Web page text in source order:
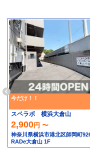
今だけ！！
スペラボ 横浜大倉山
2,900円 〜
神奈川県横浜市港北区師岡町
RADe大倉山 1F